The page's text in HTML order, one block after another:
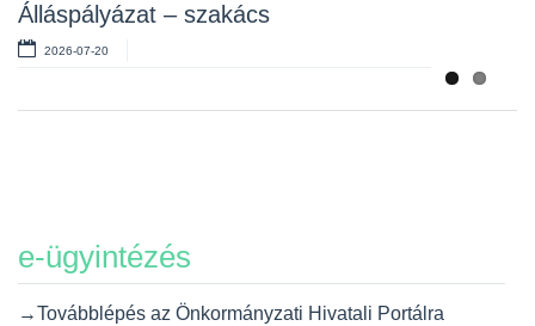
Álláspályázat – szakács
2026-07-20
e-ügyintézés
→Továbblépés az Önkormányzati Hivatali Portálra